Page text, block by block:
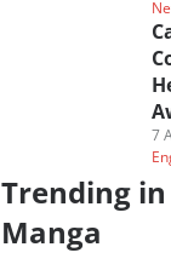
7
Trending
Manga